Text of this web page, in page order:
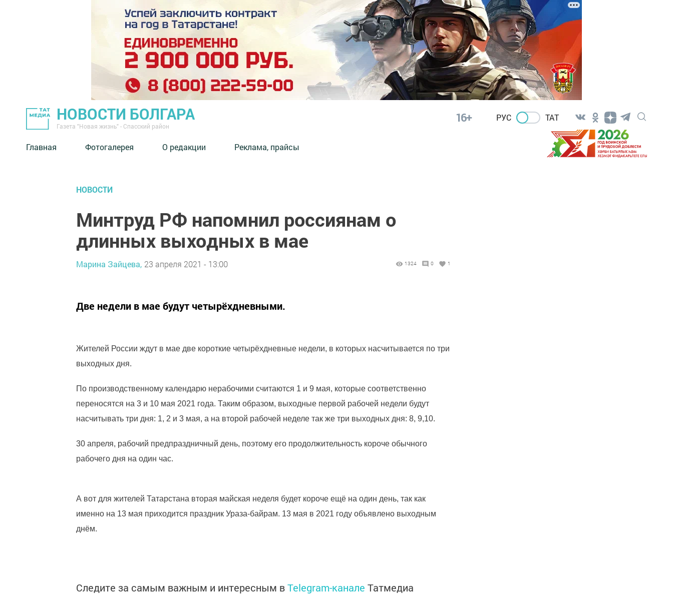
НОВОСТИ БОЛГАРА
Газета "Новая жизнь" - Спасский район
16+ РУС ТАТ
Главная Фотогалерея О редакции Реклама, прайсы
НОВОСТИ
Минтруд РФ напомнил россиянам о
длинных выходных в мае
Марина Зайцева, 23 апреля 2021 - 13:00 1324 0 1
Две недели в мае будут четырёхдневными.
Жителей России ждут в мае две короткие четырёхдневные недели, в которых насчитывается по три
выходных дня.
По производственному календарю нерабочими считаются 1 и 9 мая, которые соответственно
переносятся на 3 и 10 мая 2021 года. Таким образом, выходные первой рабочей недели будут
насчитывать три дня: 1, 2 и 3 мая, а на второй рабочей неделе так же три выходных дня: 8, 9,10.
30 апреля, рабочий предпраздничный день, поэтому его продолжительность короче обычного
рабочего дня на один час.
А вот для жителей Татарстана вторая майская неделя будет короче ещё на один день, так как
именно на 13 мая приходится праздник Ураза-байрам. 13 мая в 2021 году объявлено выходным
днём.
Следите за самым важным и интересным вTelegram-канале Татмедиа